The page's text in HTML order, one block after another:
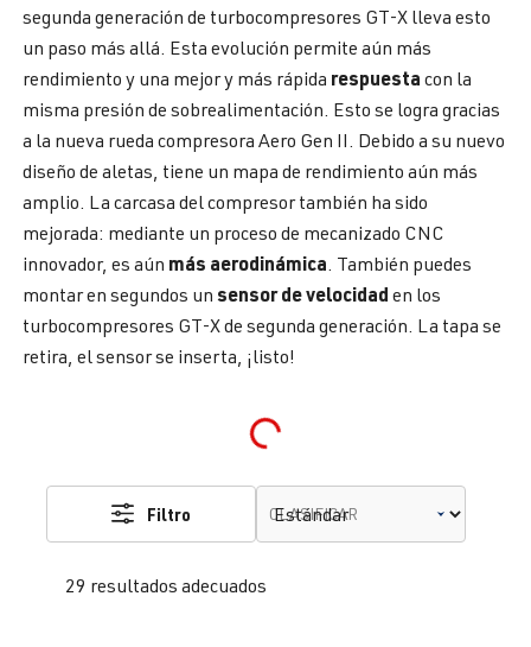
segunda generación de turbocompresores GT-X lleva esto
un paso más allá. Esta evolución permite aún más
rendimiento y una mejor y más rápida respuesta con la
misma presión de sobrealimentación. Esto se logra gracias
a la nueva rueda compresora Aero Gen II. Debido a su nuevo
diseño de aletas, tiene un mapa de rendimiento aún más
amplio. La carcasa del compresor también ha sido
mejorada: mediante un proceso de mecanizado CNC
innovador, es aún más aerodinámica. También puedes
montar en segundos un sensor de velocidad en los
turbocompresores GT-X de segunda generación. La tapa se
retira, el sensor se inserta, ¡listo!
Loading...
29 resultados adecuados
Filtro CLASIFICAR